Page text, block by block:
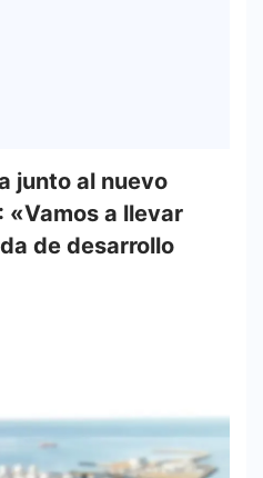
junto al nuevo
«Vamos a llevar
de desarrollo